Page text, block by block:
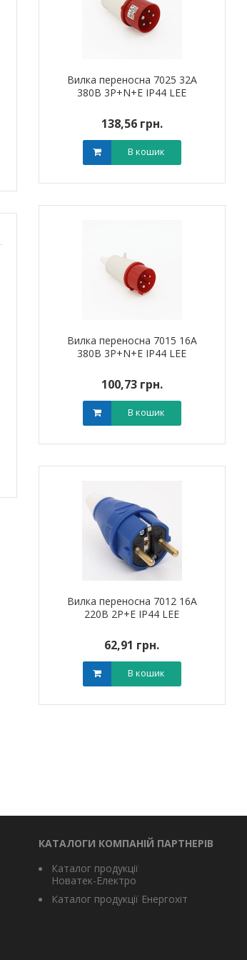
Вилка переносна 7025 32А
380В 3Р+N+Е IP44 LEE
138,56 грн.
В кошик
Вилка переносна 7015 16А
380В 3Р+N+Е IP44 LEE
100,73 грн.
В кошик
Вилка переносна 7012 16А
220В 2Р+Е IP44 LEE
62,91 грн.
В кошик
КАТАЛОГИ КОМПАНІЙ ПАРТНЕРІВ
Каталог продукції
Новатек-Електро
Каталог продукції Енергохіт